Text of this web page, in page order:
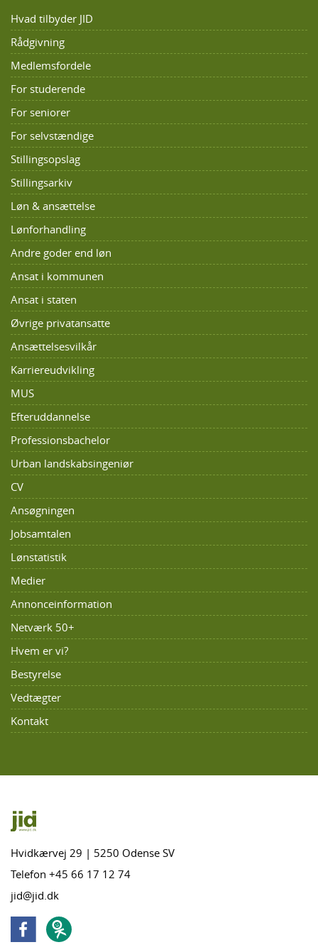
Hvad tilbyder JID
Rådgivning
Medlemsfordele
For studerende
For seniorer
For selvstændige
Stillingsopslag
Stillingsarkiv
Løn & ansættelse
Lønforhandling
Andre goder end løn
Ansat i kommunen
Ansat i staten
Øvrige privatansatte
Ansættelsesvilkår
Karriereudvikling
MUS
Efteruddannelse
Professionsbachelor
Urban landskabsingeniør
CV
Ansøgningen
Jobsamtalen
Lønstatistik
Medier
Annonceinformation
Netværk 50+
Hvem er vi?
Bestyrelse
Vedtægter
Kontakt
Hvidkærvej 29 | 5250 Odense SV
Telefon +45 66 17 12 74
jid@jid.dk